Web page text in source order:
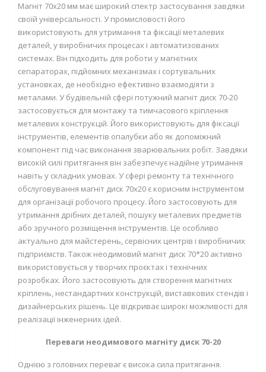
Магніт 70х20 мм має широкий спектр застосування завдяки
своїй універсальності. У промисловості його
використовують для утримання та фіксації металевих
деталей, у виробничих процесах і автоматизованих
системах. Він підходить для роботи у магнітних
сепараторах, підйомних механізмах і сортувальних
установках, де необхідно ефективно взаємодіяти з
металами. У будівельній сфері потужний магніт диск 70-20
застосовується для монтажу та тимчасового кріплення
металевих конструкцій. Його використовують для фіксації
інструментів, елементів опалубки або як допоміжний
компонент під час виконання зварювальних робіт. Завдяки
високій силі притягання він забезпечує надійне утримання
навіть у складних умовах. У сфері ремонту та технічного
обслуговування магніт диск 70х20 є корисним інструментом
для організації робочого процесу. Його застосовують для
утримання дрібних деталей, пошуку металевих предметів
або зручного розміщення інструментів. Це особливо
актуально для майстерень, сервісних центрів і виробничих
підприємств. Також неодимовий магніт диск 70*20 активно
використовується у творчих проєктах і технічних
розробках. Його застосовують для створення магнітних
кріплень, нестандартних конструкцій, виставкових стендів і
дизайнерських рішень. Це відкриває широкі можливості для
реалізації інженерних ідей.
Переваги неодимового магніту диск 70-20
Однією з головних переваг є висока сила притягання.